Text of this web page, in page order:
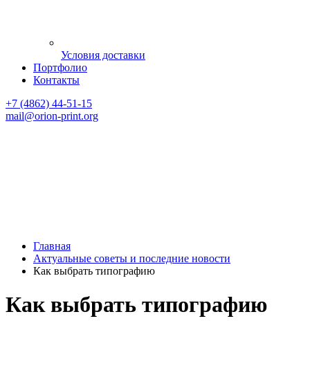
Условия доставки
Портфолио
Контакты
+7 (4862) 44-51-15
mail@orion-print.org
Главная
Актуальные советы и последние новости
Как выбрать типографию
Как выбрать типографию